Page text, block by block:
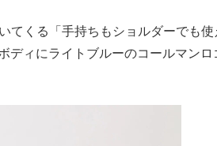
くる「手持ちもショルダーでも使
ディにライトブルーのコールマンロ